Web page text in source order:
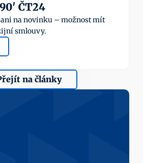
ČT24
na novinku – možnost mít
smlouvy.
na články